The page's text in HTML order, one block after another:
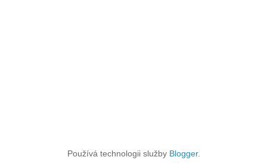
Používá technologii služby Blogger.